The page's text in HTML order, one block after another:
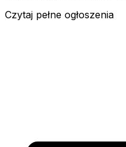
Czytaj pełne ogłoszenia